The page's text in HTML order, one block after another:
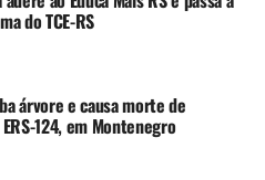
do TCE-RS
árvore e causa morte de
124, em Montenegro